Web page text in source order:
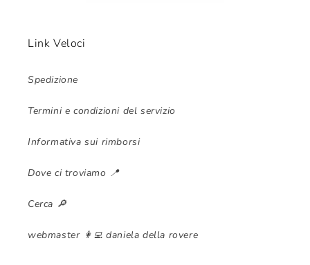
Link Veloci
Spedizione
Termini e condizioni del servizio
Informativa sui rimborsi
Dove ci troviamo 📍
Cerca 🔎
webmaster 👩‍💻 daniela della rovere